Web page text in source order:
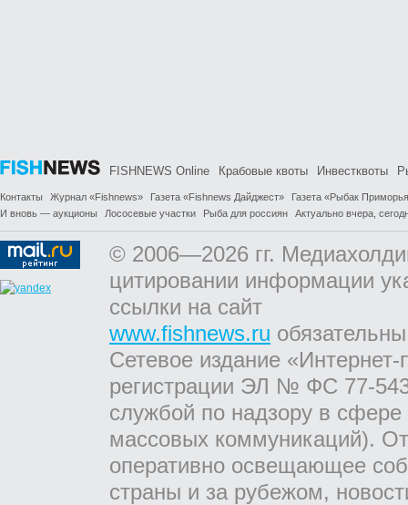
FISHNEWS Online Крабовые квоты Инвестквоты
Контакты Журнал «Fishnews» Газета «Fishnews Дайджест»
Газета «Рыбак
И вновь — аукционы
Лососевые участки Рыба для россиян Актуально вчера,
© 2006—2026 гг.
цитировании информации
ссылки на сайт
www.fishnews.ru
Сетевое издание
регистрации ЭЛ № ФС 77-
службой по надзору в
массовых коммуникаций).
оперативно освещающее
страны и за рубежом,